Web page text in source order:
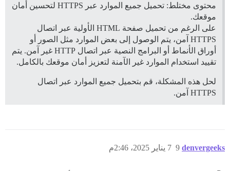
محتوى مختلط: تحميل جميع الموارد عبر HTTPS لتحسين أمان
موقعك.
على الرغم من تحميل صفحة HTML الأولية عبر اتصال
HTTPS آمن، يتم الوصول إلى بعض الموارد مثل الصور أو
أوراق الأنماط أو البرامج النصية عبر اتصال HTTP غير آمن. يتم
تقييد استخدام الموارد غير الآمنة لتعزيز أمان موقعك بالكامل.
لحل هذه المشكلة، قم بتحميل جميع الموارد عبر اتصال
HTTPS آمن.
denvergeeks 7 يناير 2025، 2:46م 9